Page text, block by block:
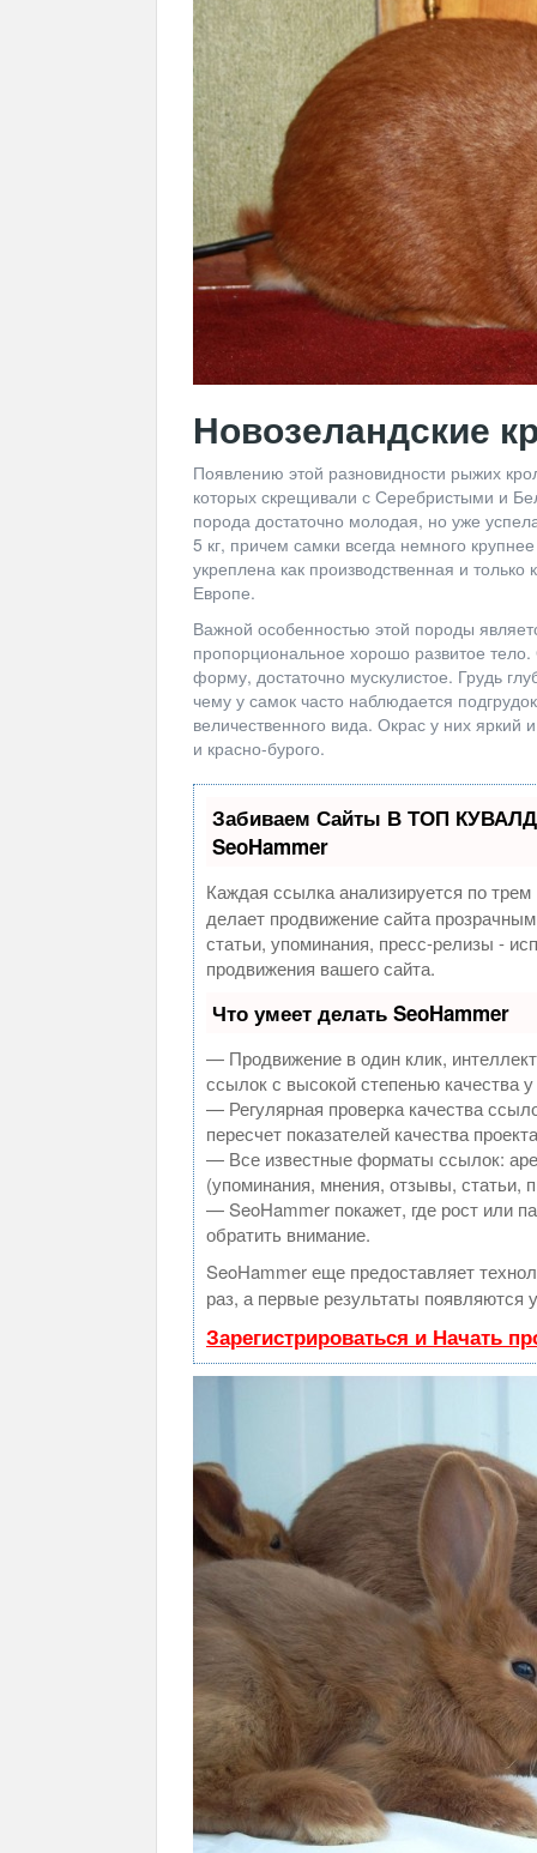
Новозеландские
Появлению этой разновидности рыжих
которых скрещивали с Серебристыми и
порода достаточно молодая, но уже
5 кг, причем самки всегда немного
укреплена как производственная и
Европе.
Важной особенностью этой породы
пропорциональное хорошо развитое
форму, достаточно мускулистое. Грудь
чему у самок часто наблюдается
величественного вида. Окрас у них яркий
и красно-бурого.
Забиваем Сайты В ТОП
SeoHammer
Каждая ссылка анализируется по
делает продвижение сайта
статьи, упоминания, пресс-релизы -
продвижения вашего сайта.
Что умеет делать SeoHammer
— Продвижение в один клик,
ссылок с высокой степенью качества
— Регулярная проверка качества
пересчет показателей качества
— Все известные форматы ссылок:
(упоминания, мнения, отзывы, статьи,
— SeoHammer покажет, где рост или
обратить внимание.
SeoHammer еще предоставляет
раз, а первые результаты появляются
Зарегистрироваться и Начать